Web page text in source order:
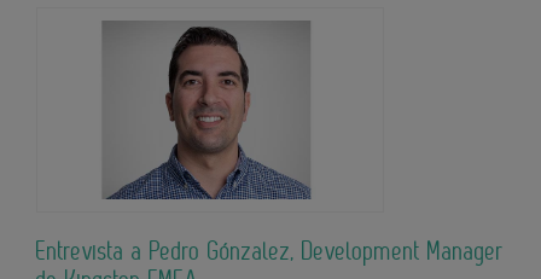
Entrevista a Pedro Gónzalez, Development Manager